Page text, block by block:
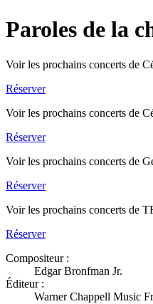
Paroles de la
Voir les prochains concerts de
Réserver
Voir les prochains concerts de
Réserver
Voir les prochains concerts de
Réserver
Voir les prochains concerts
Réserver
Compositeur :
Edgar Bronfman Jr.
Éditeur :
Warner Chappell Music